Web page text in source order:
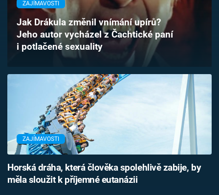
Časopis
Sledujte prima+
Přihlášení
Sledujte nás
ZAJÍMAVOSTI
Jak Drákula změnil vnímání upírů?
Jeho autor vycházel z Čachtické paní
i potlačené sexuality
ZAJÍMAVOSTI
Horská dráha, která člověka spolehlivě zabije, by
měla sloužit k příjemné eutanázii